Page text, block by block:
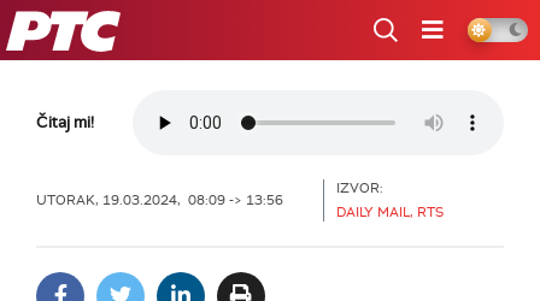
RTS
Čitaj mi!
UTORAK, 19.03.2024, 08:09 -> 13:56
IZVOR:
DAILY MAIL, RTS